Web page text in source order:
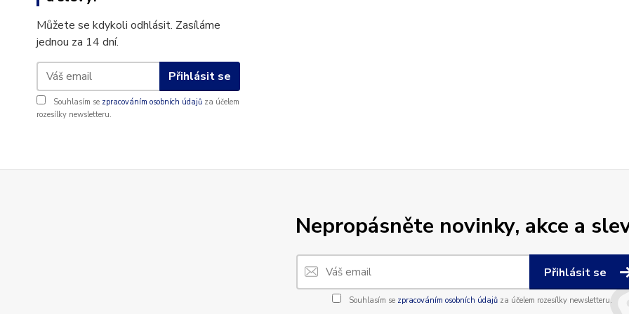
Můžete se kdykoli odhlásit. Zasíláme
jednou za 14 dní.
Přihlásit se
Souhlasím se zpracováním osobních údajů za účelem
rozesílky newsletteru.
Nepropásněte novinky, akce a
Přihlásit se
Souhlasím se zpracováním osobních údajůza účelem rozesílky newsletteru.